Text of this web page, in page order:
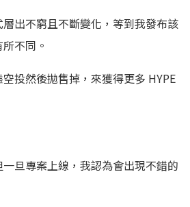
出不窮且不斷變化，等到我發布該
不同。
投然後拋售掉，來獲得更多 HYPE
旦專案上線，我認為會出現不錯的